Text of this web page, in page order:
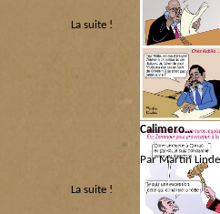
La suite !
Catégorie :
Les plus graves
La suite !
Calimero…
Par Martin
Catégorie :
Les coquins